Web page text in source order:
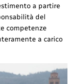
a partire
del
competenze
a carico